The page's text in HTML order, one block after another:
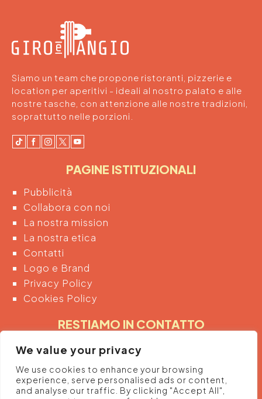
We value your privacy
We use cookies to enhance your browsing
experience, serve personalised ads or content,
and analyse our traffic. By clicking "Accept All",
Siamo un team che propone ristoranti, pizzerie e
location per aperitivi - ideali al nostro palato e alle
nostre tasche, con attenzione alle nostre tradizioni,
soprattutto nelle porzioni.
PAGINE ISTITUZIONALI
Pubblicità
Collabora con noi
La nostra mission
La nostra etica
Contatti
Logo e Brand
Privacy Policy
Cookies Policy
RESTIAMO IN CONTATTO
Inserendo di seguito la tua email acconsenti
automaticamente al trattamento dei tuoi dati
personali per ricevere informazioni e promozioni
dalla piattaforma.